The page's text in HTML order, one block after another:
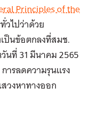
Principles of the
วไปว่าด้วย
ป็นข้อตกลงที่สมช.
นที่ 31 มีนาคม 2565
ารลดความรุนแรง
วงหาทางออก